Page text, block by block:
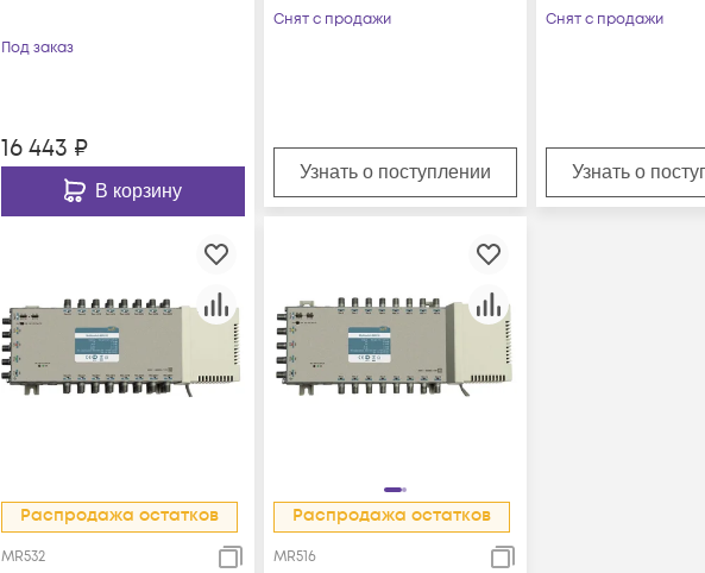
Под заказ
16 443 ₽
В корзину
Снят с продажи
Узнать о поступлении
Снят с продажи
Узнать о
Распродажа остатков
MR532
Распродажа остатков
MR516